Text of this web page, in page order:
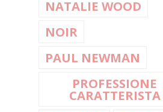
NATALIE WOOD
NOIR
PAUL NEWMAN
PROFESSIONE
CARATTERISTA